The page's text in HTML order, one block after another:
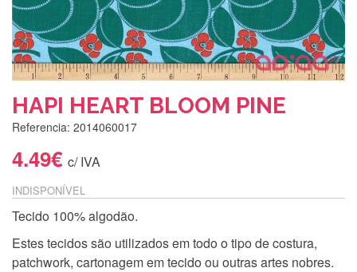
HAPI HEART BLOOM PINE
Referencia: 2014060017
4.49€ c/ IVA
INDISPONÍVEL
Tecido 100% algodão.
Estes tecidos são utilizados em todo o tipo de costura,
patchwork, cartonagem em tecido ou outras artes nobres.